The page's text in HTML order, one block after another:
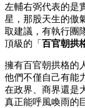
左輔右弼代表的是
星，那股天生的傲
取建議，有執行
頂級的「 百官朝拱
擁有百官朝拱格的
他們不僅自己有能
在政界、商界還是
真正能呼風喚雨的